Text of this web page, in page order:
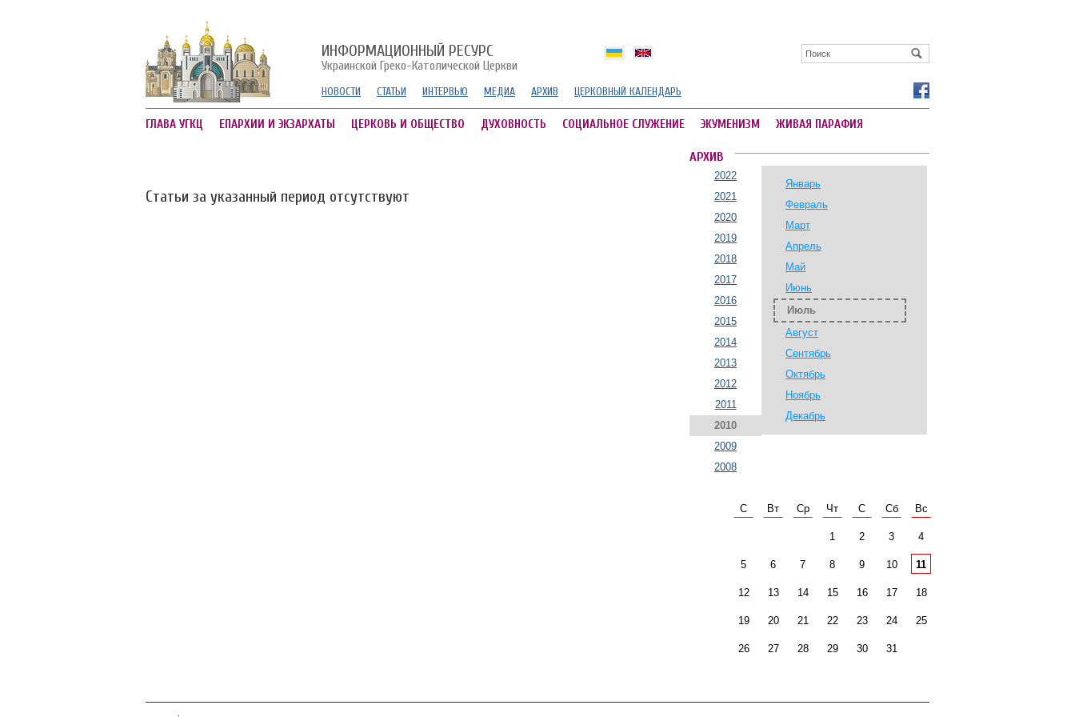
ИНФОРМАЦИОННЫЙ РЕСУРС
Украинской Греко-Католической Церкви
НОВОСТИ СТАТЬИ ИНТЕРВЬЮ МЕДИА АРХИВ ЦЕРКОВНЫЙ КАЛЕНДАРЬ
ГЛАВА УГКЦ ЕПАРХИИ И ЭКЗАРХАТЫ ЦЕРКОВЬ И ОБЩЕСТВО ДУХОВНОСТЬ СОЦИАЛЬНОЕ СЛУЖЕНИЕ ЭКУМЕНИЗМ ЖИВАЯ ПАРАФИЯ
Статьи за указанный период отсутствуют
АРХИВ
2022
2021
2020
2019
2018
2017
2016
2015
2014
2013
2012
2011
2010
2009
2008
Январь
Февраль
Март
Апрель
Май
Июнь
Июль
Август
Сентябрь
Октябрь
Ноябрь
Декабрь
С Вт Ср Чт С Сб Вс
1 2 3 4
5 6 7 8 9 10 11
12 13 14 15 16 17 18
19 20 21 22 23 24 25
26 27 28 29 30 31